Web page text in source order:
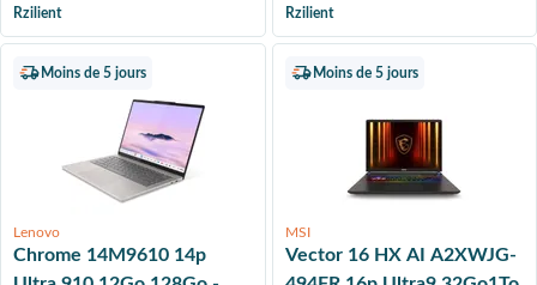
Rzilient
Rzilient
Moins de 5 jours
Lenovo
Chrome 14M9610 14p
Moins de 5 jours
MSI
Vector 16 HX AI A2XWJG-